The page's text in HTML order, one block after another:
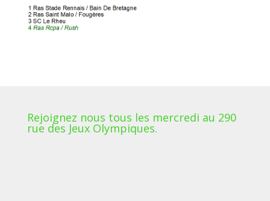
Rejoignez nous tous les mercredi au 290
rue des Jeux Olympiques.